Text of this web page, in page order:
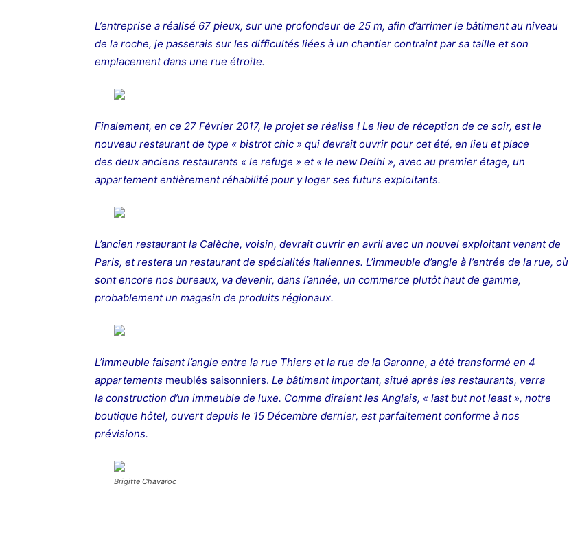
L’entreprise a réalisé 67 pieux, sur une profondeur de 25 m, afin d’arrimer le bâtiment au niveau
de la roche, je passerais sur les difficultés liées à un chantier contraint par sa taille et son
emplacement dans une rue étroite.
Finalement, en ce 27 Février 2017, le projet se réalise ! Le lieu de réception de ce soir, est le
nouveau restaurant de type « bistrot chic » qui devrait ouvrir pour cet été, en lieu et place
des deux anciens restaurants « le refuge » et « le new Delhi », avec au premier étage, un
appartement entièrement réhabilité pour y loger ses futurs exploitants.
L’ancien restaurant la Calèche, voisin, devrait ouvrir en avril avec un nouvel exploitant venant de
Paris, et restera un restaurant de spécialités Italiennes. L’immeuble d’angle à l’entrée de la rue, où
sont encore nos bureaux, va devenir, dans l’année, un commerce plutôt haut de gamme,
probablement un magasin de produits régionaux.
L’immeuble faisant l’angle entre la rue Thiers et la rue de la Garonne, a été transformé en 4
appartements meublés saisonniers. Le bâtiment important, situé après les restaurants, verra
la construction d’un immeuble de luxe. Comme diraient les Anglais, « last but not least », notre
boutique hôtel, ouvert depuis le 15 Décembre dernier, est parfaitement conforme à nos
prévisions.
Brigitte Chavaroc